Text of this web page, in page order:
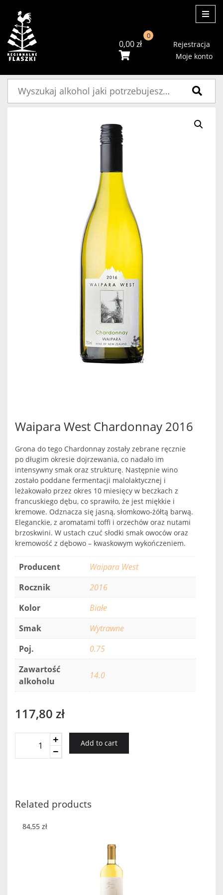
0,00zł
0
Rejestracja
Moje konto
Waipara West Chardonnay 2016
Grona do tego Chardonnay zostały zebrane ręcznie
po długim okresie dojrzewania, co nadało im
intensywny smak oraz strukturę. Następnie wino
zostało poddane fermentacji malolaktycznej i
leżakowało przez okres 10 miesięcy w beczkach z
francuskiego dębu, co sprawiło, że jest miękkie i
kremowe. Odznacza się jasną, słomkowo-żółtą barwą.
Eleganckie, z aromatami toffi i orzechów oraz nutami
brzoskwini. W ustach czuć słodki smak owoców oraz
kremowość z dębowo – kwaskowym wykończeniem.
Producent
Waipara West
Rocznik
2016
Kolor
Białe
Smak
Wytrawne
Poj.
0.75
Zawartość
alkoholu
14.0
117,80 zł
Add to cart
Related products
84,55 zł